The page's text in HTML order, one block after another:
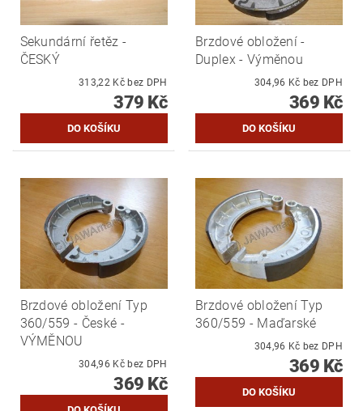
Sekundární řetěz -
ČESKÝ
313,22 Kč bez DPH
379 Kč
Brzdové obložení -
Duplex - Výměnou
304,96 Kč bez DPH
369 Kč
Brzdové obložení Typ
360/559 - České -
VÝMĚNOU
304,96 Kč bez DPH
369 Kč
Brzdové obložení Typ
360/559 - Maďarské
304,96 Kč bez DPH
369 Kč